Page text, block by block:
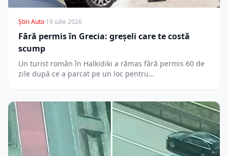
Știri Auto·19 iulie 2026
Fără permis în Grecia: greșeli care te costă
scump
Un turist român în Halkidiki a rămas fără permis 60 de
zile după ce a parcat pe un loc pentru…